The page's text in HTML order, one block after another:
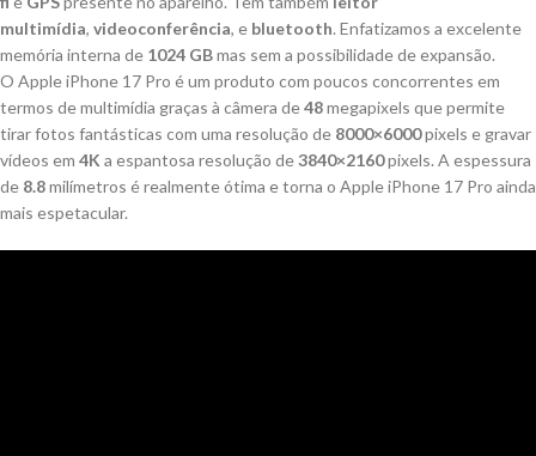
multimídia, videoconferência, e bluetooth. Enfatizamos a excelente
memória interna de 1024 GBmas sem a possibilidade de expansão.
O Apple iPhone 17 Pro é um produto com poucos concorrentes em
termos de multimídia graças à câmera de48megapixels que permite
tirar fotos fantásticas com uma resolução de 8000×6000pixels e gravar
vídeos em 4K a espantosa resolução de3840×2160pixels. A espessura
de 8.8milímetros é realmente ótima e torna o Apple iPhone 17 Pro ainda
mais espetacular.